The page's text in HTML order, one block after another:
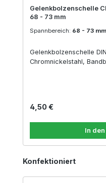
Gelenkbolzenschelle
68 - 73 mm
Spannbereich: 68 - 73 mm
Gelenkbolzenschelle
Chromnickelstahl,
Regulärer Preis:
4,50 €
In
Produktgalerie
Konfektioniert